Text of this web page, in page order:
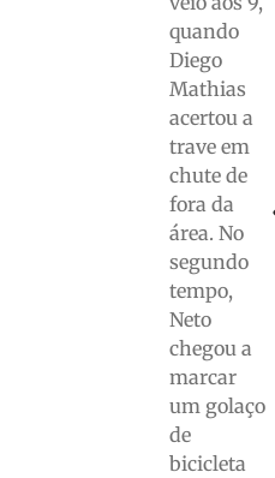
quando
Diego
Mathias
acertou a
trave em
chute de
fora da
área. No
segundo
tempo,
Neto
chegou a
marcar
um golaço
de
bicicleta